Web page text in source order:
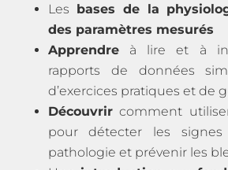
Les bases de la
des paramètres mesurés
Apprendreà lire et à
rapports de données
d’exercices pratiques et de
Découvrircomment
pour détecter les signes
pathologie et prévenir les